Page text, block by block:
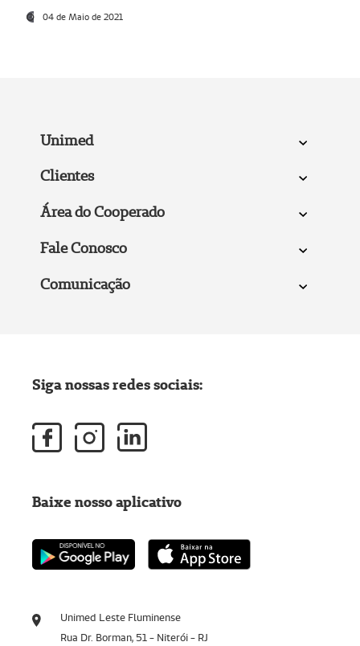
04 de Maio de 2021
Unimed
Clientes
Área do Cooperado
Fale Conosco
Comunicação
Unimed Leste Fluminense
Rua Dr. Borman, 51 - Niterói - RJ
Siga nossas redes sociais:
Baixe nosso aplicativo